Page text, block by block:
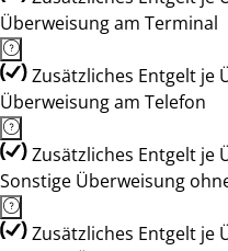
Überweisung am Terminal
Zusätzliches Entgelt je
Überweisung am Telefon
Zusätzliches Entgelt je
Sonstige Überweisung
Zusätzliches Entgelt je